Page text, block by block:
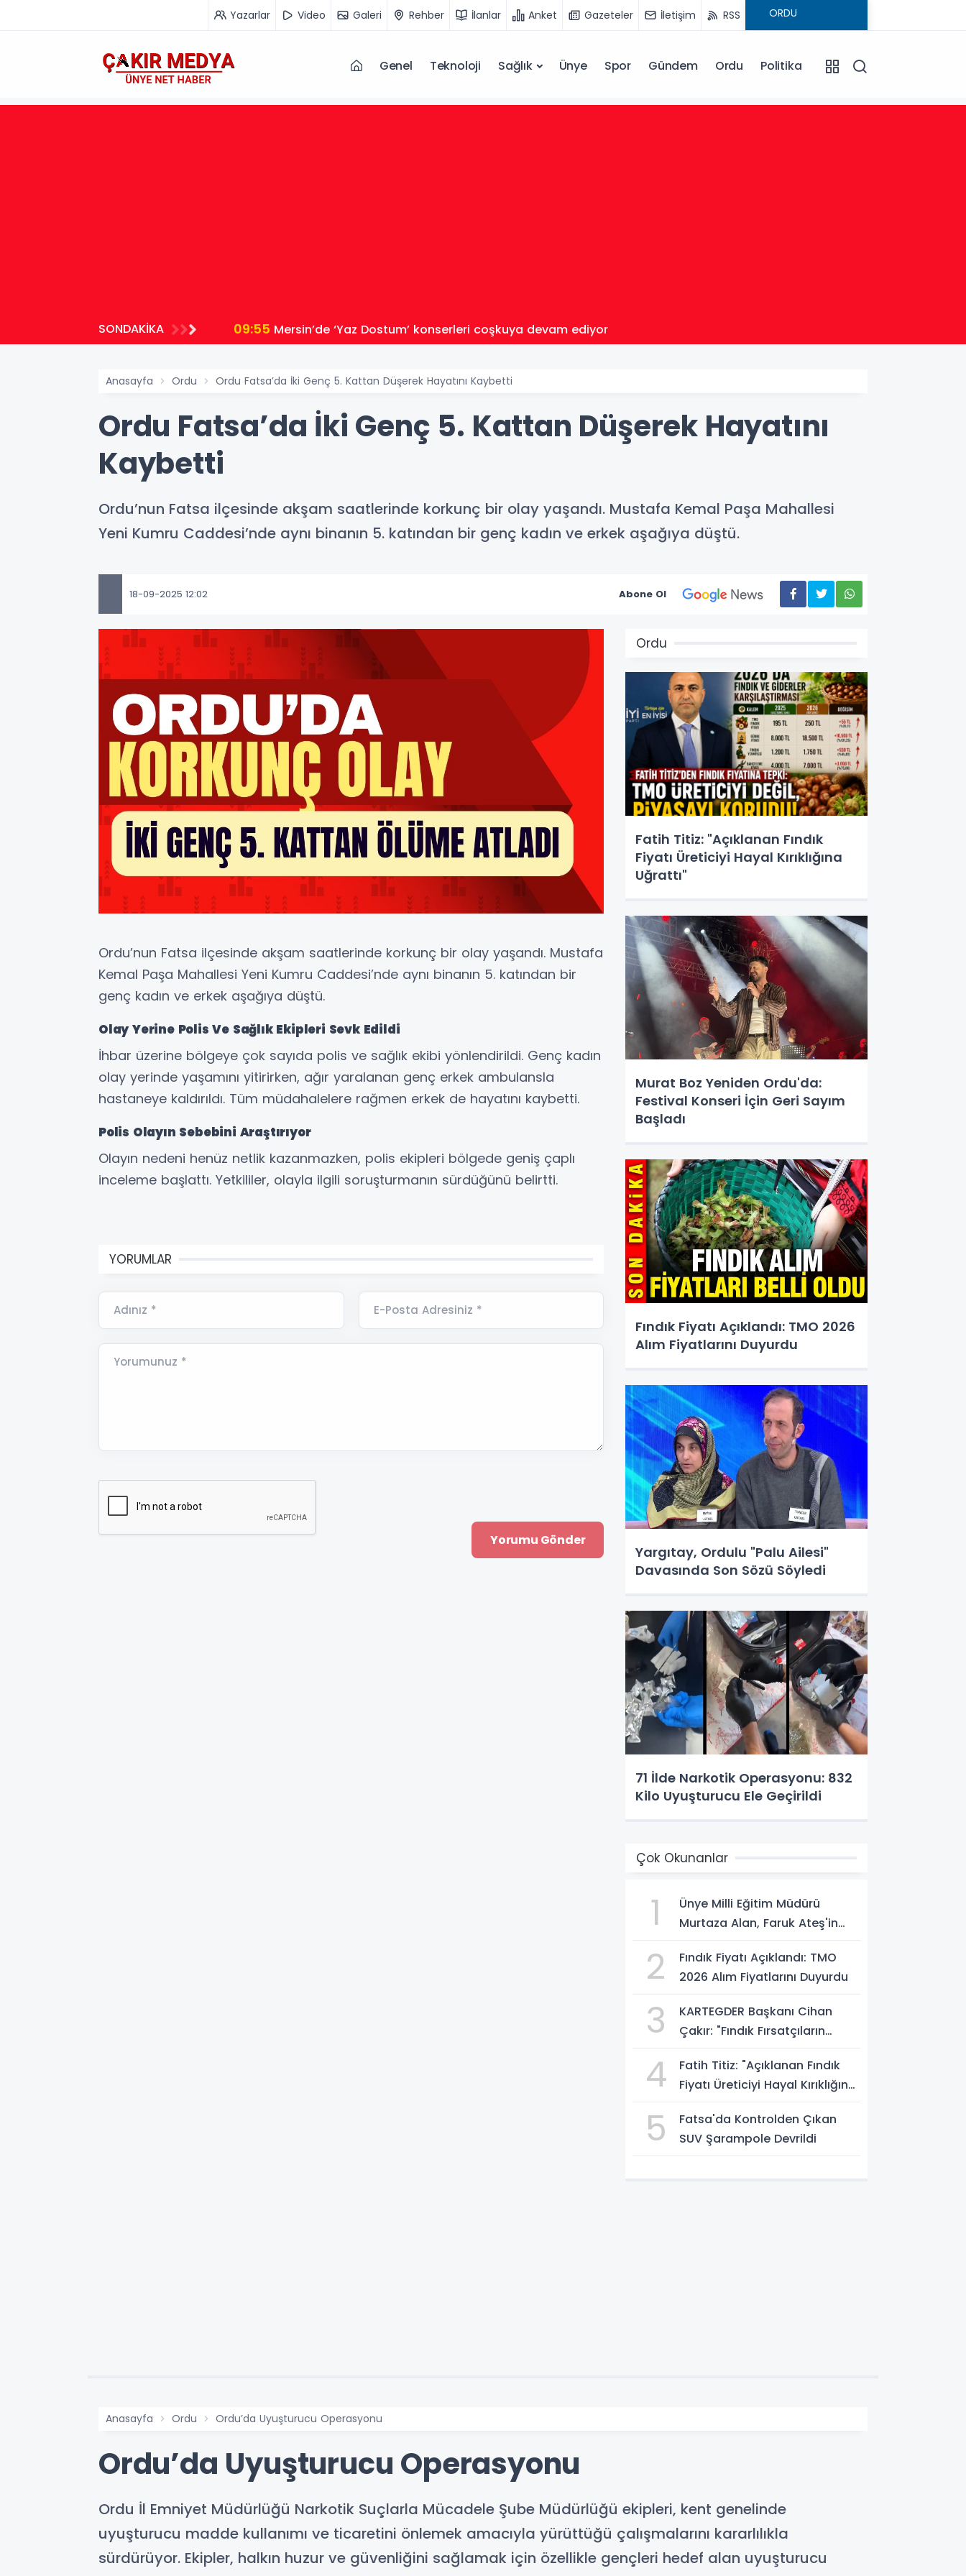
Yazarlar Video Galeri Rehber İlanlar Anket Gazeteler İletişim RSS
Genel Teknoloji Sağlık Ünye Spor Gündem Ordu Politika
SONDAKİKA 09:55 Mersin’de ‘Yaz Dostum’ konserleri coşkuya devam ediyor
Anasayfa Ordu Ordu Fatsa’da İki Genç 5. Kattan Düşerek Hayatını Kaybetti
Ordu Fatsa’da İki Genç 5. Kattan Düşerek Hayatını
Kaybetti
Ordu’nun Fatsa ilçesinde akşam saatlerinde korkunç bir olay yaşandı. Mustafa Kemal Paşa Mahallesi
Yeni Kumru Caddesi’nde aynı binanın 5. katından bir genç kadın ve erkek aşağıya düştü.
18-09-2025 12:02 Abone Ol
Ordu’nun Fatsa ilçesinde akşam saatlerinde korkunç bir olay yaşandı. Mustafa
Kemal Paşa Mahallesi Yeni Kumru Caddesi’nde aynı binanın 5. katından bir
genç kadın ve erkek aşağıya düştü.
Olay Yerine Polis Ve Sağlık Ekipleri Sevk Edildi
İhbar üzerine bölgeye çok sayıda polis ve sağlık ekibi yönlendirildi. Genç kadın
olay yerinde yaşamını yitirirken, ağır yaralanan genç erkek ambulansla
hastaneye kaldırıldı. Tüm müdahalelere rağmen erkek de hayatını kaybetti.
Polis Olayın Sebebini Araştırıyor
Olayın nedeni henüz netlik kazanmazken, polis ekipleri bölgede geniş çaplı
inceleme başlattı. Yetkililer, olayla ilgili soruşturmanın sürdüğünü belirtti.
YORUMLAR
Adınız * E-Posta Adresiniz *
Yorumunuz *
Ordu
Fatih Titiz: "Açıklanan Fındık
Fiyatı Üreticiyi Hayal Kırıklığına
Uğrattı"
Murat Boz Yeniden Ordu'da:
Festival Konseri İçin Geri Sayım
Başladı
Fındık Fiyatı Açıklandı: TMO 2026
Alım Fiyatlarını Duyurdu
Yargıtay, Ordulu "Palu Ailesi"
Davasında Son Sözü Söyledi
71 İlde Narkotik Operasyonu: 832
Kilo Uyuşturucu Ele Geçirildi
Çok Okunanlar
1
Ünye Milli Eğitim Müdürü
Murtaza Alan, Faruk Ateş'in
2
Fındık Fiyatı Açıklandı: TMO
2026 Alım Fiyatlarını Duyurdu
3
KARTEGDER Başkanı Cihan
Çakır: "Fındık Fırsatçıların
4
Fatih Titiz: "Açıklanan Fındık
Fiyatı Üreticiyi Hayal Kırıklığına
5
Fatsa'da Kontrolden Çıkan
SUV Şarampole Devrildi
Anasayfa Ordu Ordu’da Uyuşturucu Operasyonu
Ordu’da Uyuşturucu Operasyonu
Ordu İl Emniyet Müdürlüğü Narkotik Suçlarla Mücadele Şube Müdürlüğü ekipleri, kent genelinde
uyuşturucu madde kullanımı ve ticaretini önlemek amacıyla yürüttüğü çalışmalarını kararlılıkla
sürdürüyor. Ekipler, halkın huzur ve güvenliğini sağlamak için özellikle gençleri hedef alan uyuşturucu